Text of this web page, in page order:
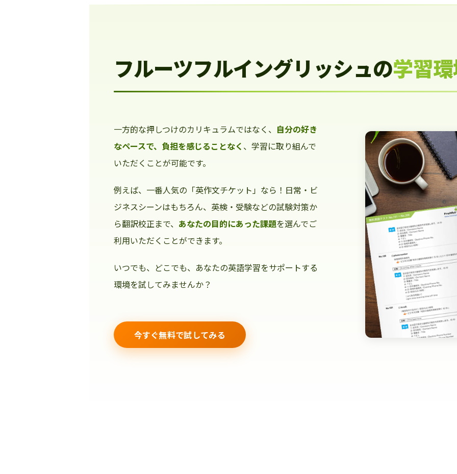
フルーツフルイングリッシュの学習
一方的な押しつけのカリキュラムではなく、 自分の好き
なペースで、負担を感じることなく 、学習に取り組んで
いただくことが可能です。
例えば、一番人気の「英作文チケット」なら！日常・ビ
ジネスシーンはもちろん、英検・受験などの試験対策か
ら翻訳校正まで、 あなたの目的にあった課題を選んでご
利用いただくことができます。
いつでも、どこでも、あなたの英語学習をサポートする
環境を試してみませんか？
今すぐ無料で試してみる